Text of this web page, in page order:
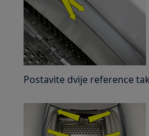
Postavite dvije reference